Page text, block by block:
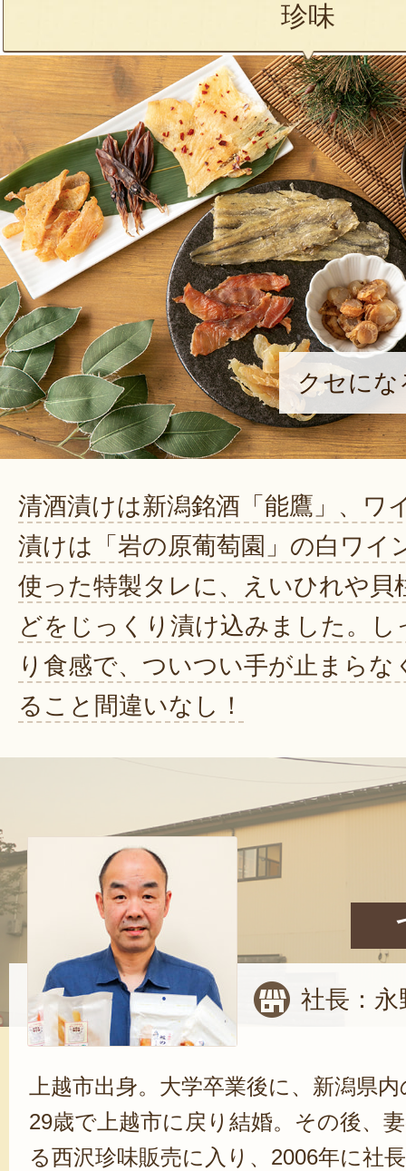
珍味
クセに
清酒漬けは新潟銘酒「能鷹」、ワ
漬けは「岩の原葡萄園」の白ワイ
使った特製タレに、えいひれや貝
どをじっくり漬け込みました。し
り食感で、ついつい手が止まらな
ること間違いなし！
社長：永
上越市出身。大学卒業後に、新潟県
29歳で上越市に戻り結婚。その後、
る西沢珍味販売に入り、2006年に社